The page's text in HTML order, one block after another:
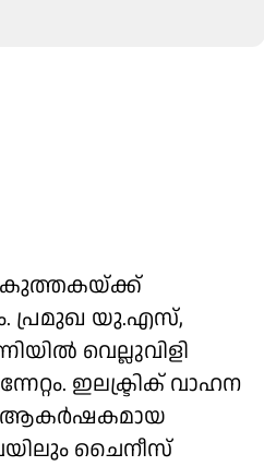
കുത്തകയ്ക്ക്
പ്രമുഖ യു.എസ്,
വെല്ലുവിളി
ഇലക്ട്രിക് വാഹന
ആകര്‍ഷകമായ
ചൈനീസ്